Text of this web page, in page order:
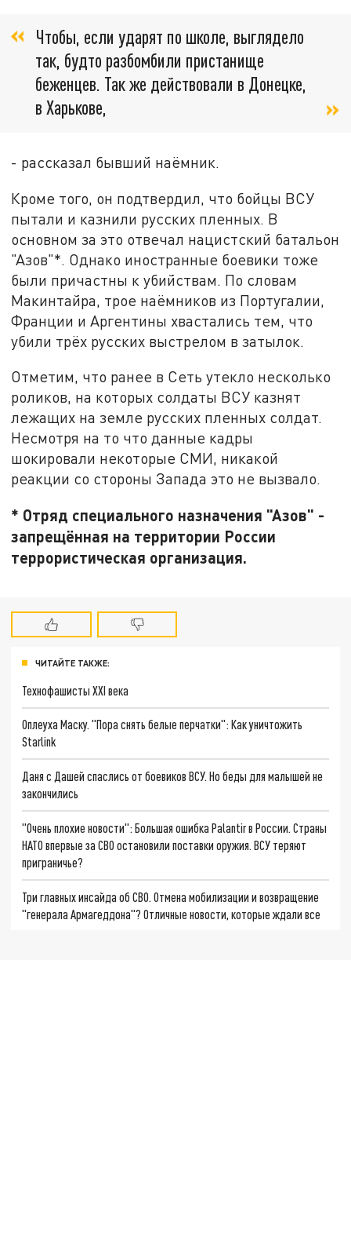
Чтобы, если ударят по школе, выглядело
так, будто разбомбили пристанище
беженцев. Так же действовали в Донецке,
в Харькове,
- рассказал бывший наёмник.
Кроме того, он подтвердил, что бойцы ВСУ
пытали и казнили русских пленных. В
основном за это отвечал нацистский батальон
"Азов"*. Однако иностранные боевики тоже
были причастны к убийствам. По словам
Макинтайра, трое наёмников из Португалии,
Франции и Аргентины хвастались тем, что
убили трёх русских выстрелом в затылок.
Отметим, что ранее в Сеть утекло несколько
роликов, на которых солдаты ВСУ казнят
лежащих на земле русских пленных солдат.
Несмотря на то что данные кадры
шокировали некоторые СМИ, никакой
реакции со стороны Запада это не вызвало.
* Отряд специального назначения "Азов" -
запрещённая на территории России
террористическая организация.
ЧИТАЙТЕ ТАКЖЕ:
Технофашисты XXI века
Оплеуха Маску. "Пора снять белые перчатки": Как уничтожить
Starlink
Даня с Дашей спаслись от боевиков ВСУ. Но беды для малышей не
закончились
"Очень плохие новости": Большая ошибка Palantir в России. Страны
НАТО впервые за СВО остановили поставки оружия. ВСУ теряют
приграничье?
Три главных инсайда об СВО. Отмена мобилизации и возвращение
"генерала Армагеддона"? Отличные новости, которые ждали все